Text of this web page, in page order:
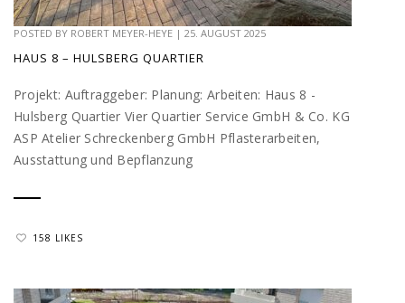
POSTED BY ROBERT MEYER-HEYE | 25. AUGUST 2025
HAUS 8 – HULSBERG QUARTIER
Projekt: Auftraggeber: Planung: Arbeiten: Haus 8 -
Hulsberg Quartier Vier Quartier Service GmbH & Co. KG
ASP Atelier Schreckenberg GmbH Pflasterarbeiten,
Ausstattung und Bepflanzung
158 LIKES